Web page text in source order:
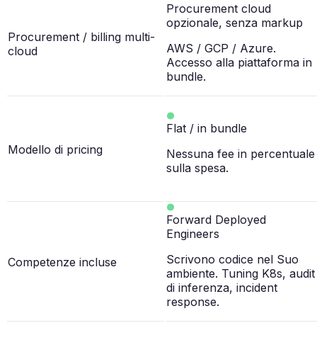
Procurement / billing multi-
cloud
Procurement cloud
opzionale, senza markup
AWS / GCP / Azure.
Accesso alla piattaforma in
bundle.
Modello di pricing
Flat / in bundle
Nessuna fee in percentuale
sulla spesa.
Competenze incluse
Forward Deployed
Engineers
Scrivono codice nel Suo
ambiente. Tuning K8s, audit
di inferenza, incident
response.